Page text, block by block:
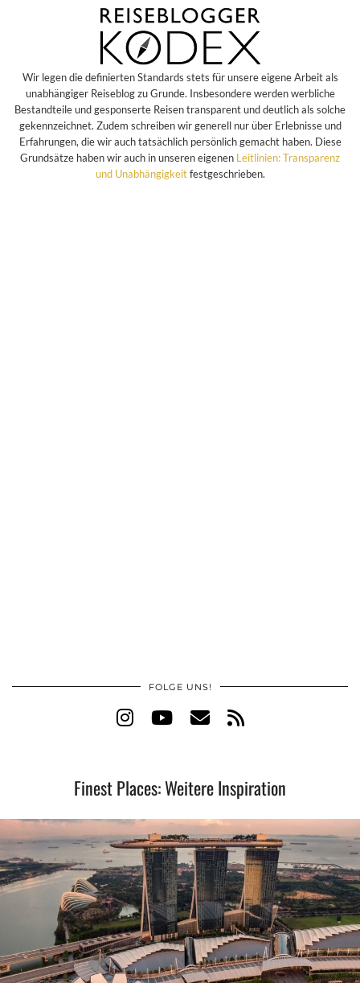
Wir legen die definierten Standards stets für unsere eigene Arbeit als
unabhängiger Reiseblog zu Grunde. Insbesondere werden werbliche
Bestandteile und gesponserte Reisen transparent und deutlich als solche
gekennzeichnet. Zudem schreiben wir generell nur über Erlebnisse und
Erfahrungen, die wir auch tatsächlich persönlich gemacht haben. Diese
Grundsätze haben wir auch in unseren eigenen Leitlinien: Transparenz
und Unabhängigkeitfestgeschrieben.
FOLGE UNS!
Finest Places: Weitere Inspiration